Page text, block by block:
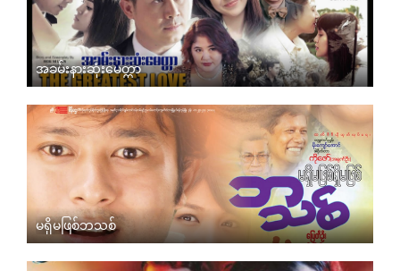
အခမ်းနားဆုံးမေတ္တာ
မရှိမဖြစ်ဘသစ်